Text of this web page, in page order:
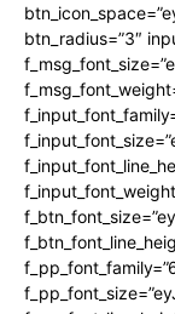
btn_radius=”3″